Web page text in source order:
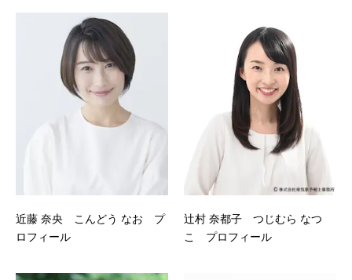
近藤 奈央 こんどう なお プ
ロフィール
辻村 奈都子 つじむら なつ
こ プロフィール